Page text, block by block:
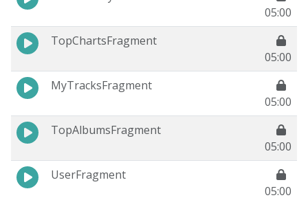
05:00
TopChartsFragment
05:00
MyTracksFragment
05:00
TopAlbumsFragment
05:00
UserFragment
05:00